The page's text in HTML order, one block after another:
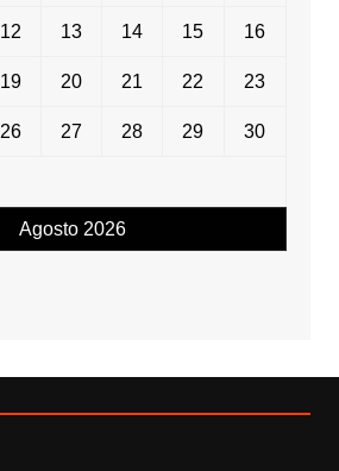
Agosto 2026
12 13 14 15 16
19 20 21 22 23
26 27 28 29 30